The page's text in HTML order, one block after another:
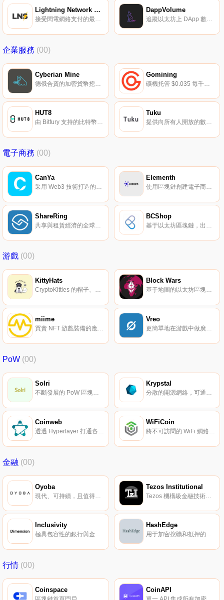
Lightning Network Stores
接受閃電網絡支付的最全面目錄。
DappVolume
追蹤以太坊上 DApp 數據的 DApp。
企業服務 (00)
Cyberian Mine Gomining
HUT8
由 Bitfury 支持的比特幣挖礦公司。
Tuku
提供向所有人開放的數據訪問解決方案。
電子商務 (00)
CanYa
采用 Web3 技術打造的去中心化服務市場。
Elementh
使用區塊鏈創建電子商務的基礎架構。
ShareRing
共享與租賃經濟的全球市場。
BCShop
游戲 (00)
KittyHats
CryptoKitties 的帽子、服裝等裝備配件。
Block Wars
基于地圖的以太坊區塊鏈游戲。
miime
買賣 NFT 游戲裝備的應用商店。
Vreo
更簡單地在游戲中做廣告投放。
PoW (00)
Solri
不斷發展的 PoW 區塊鏈實驗。
Krypstal
分散的開源網絡，可通過多個節點路由 IP 匿名訪問互聯網。
Coinweb
透過 Hyperlayer 打通各個公鏈，使數字資產流動更為便捷。
WiFiCoin
將不可訪問的 WiFi 網絡轉換為全球可交易的算力資源。
金融 (00)
Oyoba
現代、可持續，且值得信賴。
Tezos Institutional
Inclusivity
極具包容性的銀行與金融生態系統。
HashEdge
用于加密挖礦和抵押的對等市場。
行情 (00)
Coinspace CoinAPI